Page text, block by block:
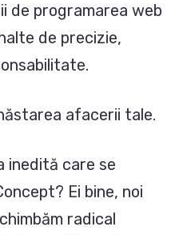
de programarea web
de precizie,
afacerii tale.
inedită care se
Ei bine, noi
radical